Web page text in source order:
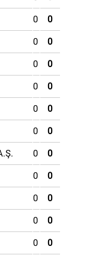
0 0
0 0
0 0
0 0
0 0
0 0
0 0
0 0
0 0
0 0
0 0